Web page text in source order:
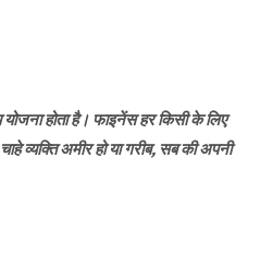
योजना होता है। फाइनेंस हर किसी के लिए
व्यक्ति अमीर हो या गरीब, सब की अपनी